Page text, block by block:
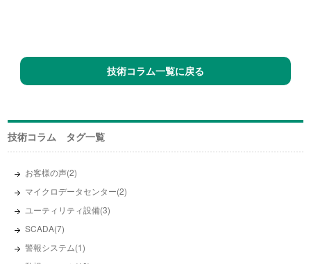
技術コラム タグ一覧
お客様の声(2)
マイクロデータセンター(2)
ユーティリティ設備(3)
SCADA(7)
警報システム(1)
技術コラム一覧に戻る